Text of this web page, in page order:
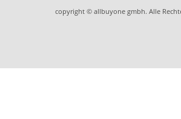
copyright © allbuyone gmbh. Alle